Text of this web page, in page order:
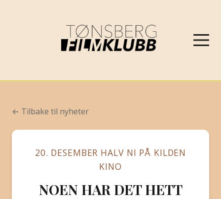
VÅRPROGRAM 2026
OM FILMKLUBBEN
KONTAKT
← Tilbake til nyheter
20. DESEMBER HALV NI PÅ KILDEN
KINO
NOEN HAR DET HETT